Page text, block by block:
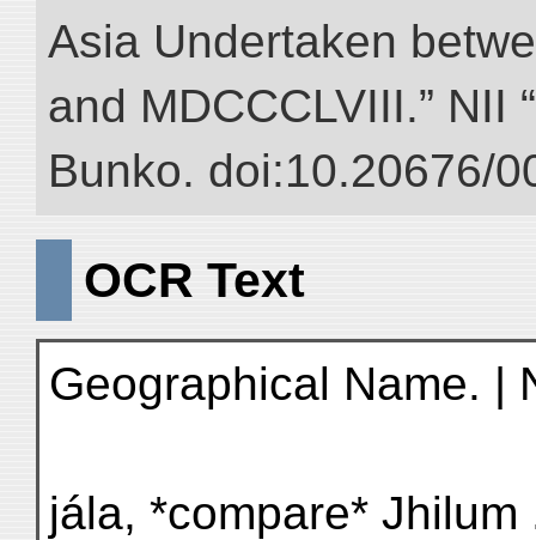
Asia Undertaken
and MDCCCLVIII.” NII
Bunko. doi:10.20676/
OCR Text
Geographical Name. |
jála, *compare* Jhilum